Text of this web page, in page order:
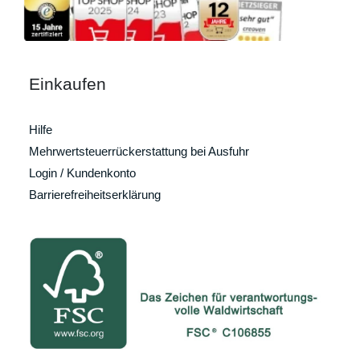
Einkaufen
Hilfe
Mehrwertsteuerrückerstattung bei Ausfuhr
Login / Kundenkonto
Barrierefreiheitserklärung